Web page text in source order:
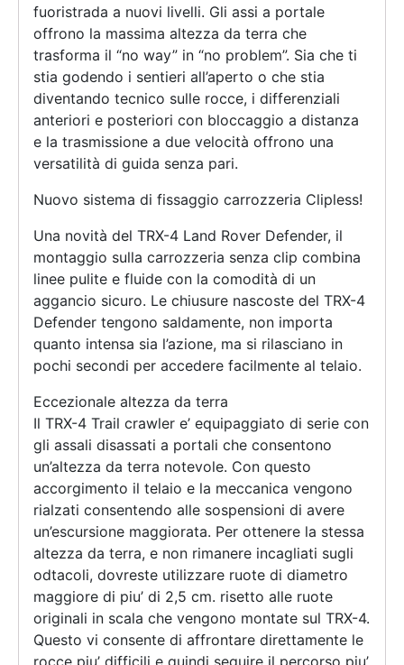
fuoristrada a nuovi livelli. Gli assi a portale
offrono la massima altezza da terra che
trasforma il “no way” in “no problem”. Sia che ti
stia godendo i sentieri all’aperto o che stia
diventando tecnico sulle rocce, i differenziali
anteriori e posteriori con bloccaggio a distanza
e la trasmissione a due velocità offrono una
versatilità di guida senza pari.
Nuovo sistema di fissaggio carrozzeria Clipless!
Una novità del TRX-4 Land Rover Defender, il
montaggio sulla carrozzeria senza clip combina
linee pulite e fluide con la comodità di un
aggancio sicuro. Le chiusure nascoste del TRX-4
Defender tengono saldamente, non importa
quanto intensa sia l’azione, ma si rilasciano in
pochi secondi per accedere facilmente al telaio.
Eccezionale altezza da terra
Il TRX-4 Trail crawler e’ equipaggiato di serie con
gli assali disassati a portali che consentono
un’altezza da terra notevole. Con questo
accorgimento il telaio e la meccanica vengono
rialzati consentendo alle sospensioni di avere
un’escursione maggiorata. Per ottenere la stessa
altezza da terra, e non rimanere incagliati sugli
odtacoli, dovreste utilizzare ruote di diametro
maggiore di piu’ di 2,5 cm. risetto alle ruote
originali in scala che vengono montate sul TRX-4.
Questo vi consente di affrontare direttamente le
rocce piu’ difficili e quindi seguire il percorso piu’